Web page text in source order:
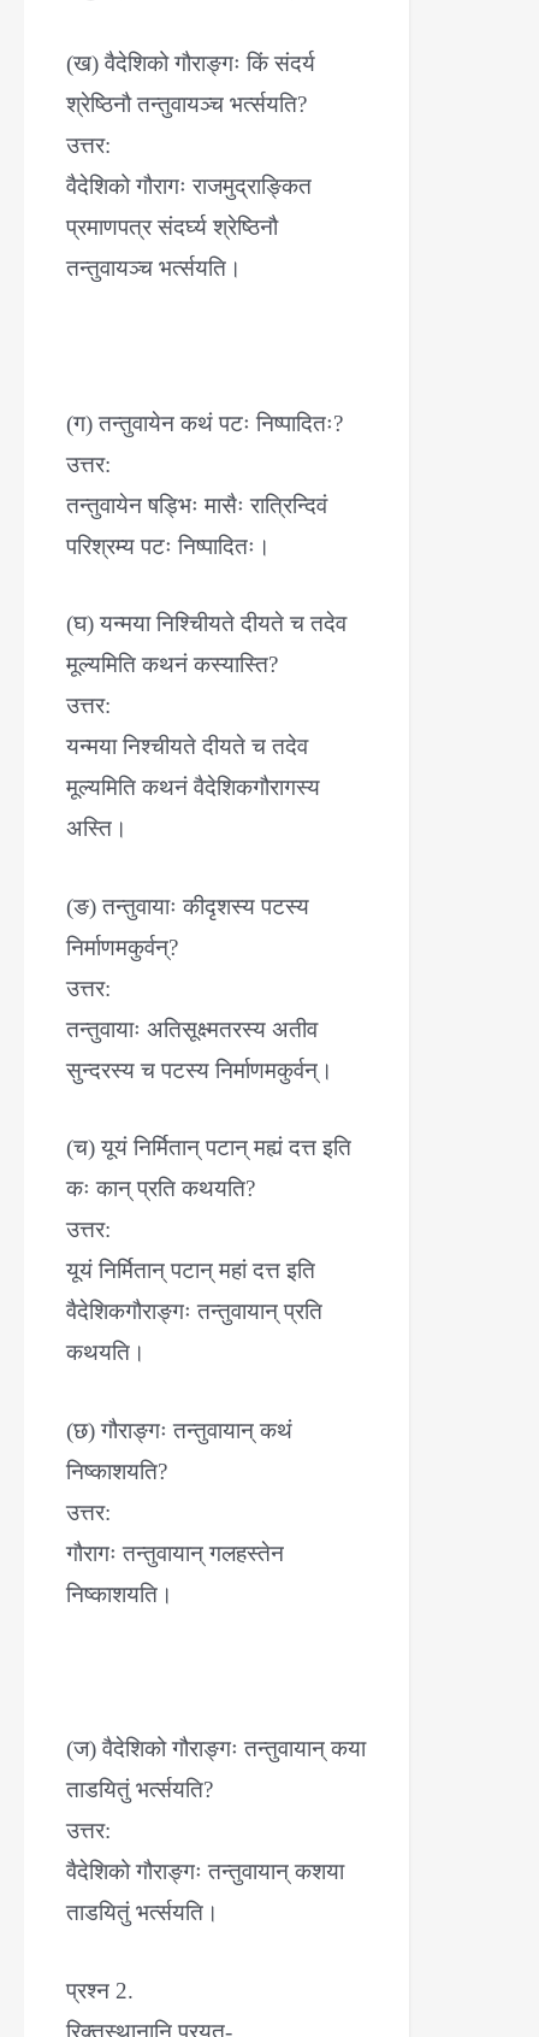
(ख) वैदेशिको गौराङ्गः किं संदर्य
श्रेष्ठिनौ तन्तुवायञ्च भर्त्सयति?
उत्तर:
वैदेशिको गौरागः राजमुद्राङ्कित
प्रमाणपत्र संदर्घ्य श्रेष्ठिनौ
तन्तुवायञ्च भर्त्सयति।
(ग) तन्तुवायेन कथं पटः निष्पादितः?
उत्तर:
तन्तुवायेन षड्भिः मासैः रात्रिन्दिवं
परिश्रम्य पटः निष्पादितः।
(घ) यन्मया निश्चिीयते दीयते च तदेव
मूल्यमिति कथनं कस्यास्ति?
उत्तर:
यन्मया निश्चीयते दीयते च तदेव
मूल्यमिति कथनं वैदेशिकगौरागस्य
अस्ति।
(ङ) तन्तुवायाः कीदृशस्य पटस्य
निर्माणमकुर्वन्?
उत्तर:
तन्तुवायाः अतिसूक्ष्मतरस्य अतीव
सुन्दरस्य च पटस्य निर्माणमकुर्वन्।
(च) यूयं निर्मितान् पटान् मह्यं दत्त इति
कः कान् प्रति कथयति?
उत्तर:
यूयं निर्मितान् पटान् महां दत्त इति
वैदेशिकगौराङ्गः तन्तुवायान् प्रति
कथयति।
(छ) गौराङ्गः तन्तुवायान् कथं
निष्काशयति?
उत्तर:
गौरागः तन्तुवायान् गलहस्तेन
निष्काशयति।
(ज) वैदेशिको गौराङ्गः तन्तुवायान् कया
ताडयितुं भर्त्सयति?
उत्तर:
वैदेशिको गौराङ्गः तन्तुवायान् कशया
ताडयितुं भर्त्सयति।
प्रश्न 2.
रिक्तस्थानानि पूरयत-